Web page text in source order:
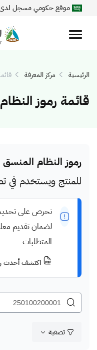
موقع حكومي مسجل لدى
الرئيسية مركز المعرفة
قائمة رموز
رموز النظام المنسق
للمنتج ويستخدم في
نحرص على تحديث
لضمان تقديم
المتطلبات
اكتشف أحدث
تصفية